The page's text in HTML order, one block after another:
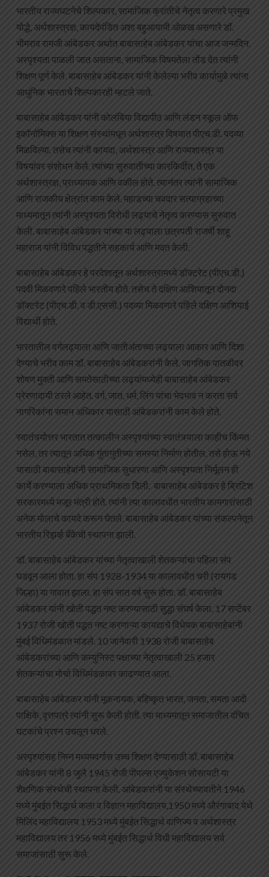
भारतीय राज्यघटनेचे शिल्पकार, सामाजिक क्रांतीचे नेतृत्व करणारे प्रमुख
योद्धे, अर्थशास्त्रज्ञ, कायदेपंडित अशा बहुआयामी ओळख असणारे डॉ.
भीमराव रामजी आंबेडकर अर्थात बाबासाहेब आंबेडकर यांचा आज जन्मदिन.
अस्पृश्यता पाळली जात असताना, सामाजिक विषमतेला तोंड देत त्यांनी
शिक्षण पूर्ण केले. बाबासाहेब आंबेडकर यांनी केलेल्या भरीव कार्यामुळे त्यांना
आधुनिक भारताचे शिल्पकारही म्हटले जाते.
बाबासाहेब आंबेडकर यांनी कोलंबिया विद्यापीठ आणि लंडन स्कूल ऑफ
इकॉनॉमिक्स या शिक्षण संस्थांमधून अर्थशास्त्र विषयात पीएच.डी. पदव्या
मिळविल्या. तसेच त्यांनी कायदा, अर्थशास्त्र आणि राज्यशास्त्र या
विषयांवर संशोधन केले. त्यांच्या सुरुवातीच्या कारकिर्दीत, ते एक
अर्थशास्त्रज्ञ, प्राध्यापक आणि वकील होते. त्यानंतर त्यांनी सामाजिक
आणि राजकीय क्षेत्रांत काम केले. महाडच्या चवदार सत्याग्रहाच्या
माध्यमातून त्यांनी अस्पृश्यता विरोधी लढ्याचे नेतृत्व करण्यास सुरुवात
केली. बाबासाहेब आंबेडकर यांच्या या लढ्याला छत्रपती राजर्षी शाहू
महाराज यांनी विविध पद्धतीने सहकार्य आणि मदत केली.
बाबासाहेब आंबेडकर हे परदेशातून अर्थशास्त्रामध्ये डॉक्टरेट (पीएच.डी.)
पदवी मिळवणारे पहिले भारतीय होते. तसेच ते दक्षिण आशियातून दोनदा
डॉक्टरेट (पीएच.डी. व डी.एससी.) पदव्या मिळवणारे पहिले दक्षिण आशियाई
विद्यार्थी होते.
भारतातील वर्गलढ्याला आणि जातीअंताच्या लढ्याला आकार आणि दिशा
देण्याचे भरीव काम डॉ. बाबासाहेब आंबेडकरांनी केले. जागतिक पातळीवर
शोषण मुक्ती आणि समतेसाठीच्या लढ्यांमध्येही बाबासाहेब आंबेडकर
प्रेरणादायी ठरले आहेत. वर्ग, जात, धर्म, लिंग यांचा भेदभाव न करता सर्व
नागरिकांना समान अधिकार यासाठी आंबेडकरांनी काम केले होते.
स्वातंत्र्योत्तर भारतात तत्कालीन अस्पृश्यांच्या स्वातंत्र्याला काहीच किंमत
नसेल, तर त्यातून अधिक गुंतागुंतीच्या समस्या निर्माण होतील. तसे होऊ नये
यासाठी बाबासाहेबांनी सामाजिक सुधारणा आणि अस्पृश्यता निर्मूलन ही
कार्ये करण्याला अधिक प्राथमिकता दिली. बाबासाहेब आंबेडकर हे ब्रिटिश
सरकारमध्ये मजूर मंत्री होते. त्यांनी त्या कालावधीत भारतीय कामगारांसाठी
अनेक मोलाचे कायदे करून घेतले. बाबासाहेब आंबेडकर यांच्या संकल्पनेतून
भारतीय रिझर्व्ह बँकेची स्थापना झाली.
डॉ. बाबासाहेब आंबेडकर यांच्या नेतृत्वाखाली शेतकऱ्यांचा पहिला संप
घडवून आला होता. हा संप 1928-1934 या कालावधीत चरी (रायगड
जिल्हा) या गावात झाला. हा संप सात वर्ष सुरू होता. डॉ. बाबासाहेब
आंबेडकर यांनी खोती पद्धत नष्ट करण्यासाठी सुद्धा संघर्ष केला. 17 सप्टेंबर
1937 रोजी खोती पद्धत नष्ट करणाऱ्या कायद्याचे विधेयक बाबासाहेबांनी
मुंबई विधिमंडळात मांडले. 10 जानेवारी 1938 रोजी बाबासाहेब
आंबेडकरांच्या आणि कम्युनिस्ट पक्षाच्या नेतृत्वाखाली 25 हजार
शेतकऱ्यांचा मोर्चा विधिमंडळावर काढण्यात आला.
बाबासाहेब आंबेडकर यांनी मूकनायक, बहिष्कृत भारत, जनता, समता आदी
पाक्षिके, वृत्तपत्रे त्यांनी सुरू केली होती. त्या माध्यमातून समाजातील वंचित
घटकांचे प्रश्न उचलून धरले.
अस्पृश्यांसह निम्न मध्यमवर्गास उच्च शिक्षण देण्यासाठी डॉ. बाबासाहेब
आंबेडकर यांनी 8 जुलै 1945 रोजी पीपल्स एज्युकेशन सोसायटी या
शैक्षणिक संस्थेची स्थापना केली. आंबेडकरांनी या संस्थेच्यावतीने 1946
मध्ये मुंबईत सिद्धार्थ कला व विज्ञान महाविद्यालय,1950 मध्ये औरंगाबाद येथे
मिलिंद महाविद्यालय 1953 मध्ये मुंबईत सिद्धार्थ वाणिज्य व अर्थशास्त्र
महाविद्यालय तर 1956 मध्ये मुंबईत सिद्धार्थ विधी महाविद्यालय सर्व
समाजांसाठी सुरू केले.